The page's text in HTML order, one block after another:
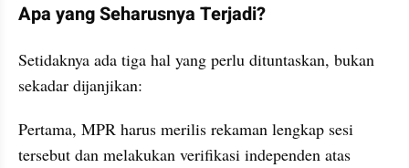
Apa yang Seharusnya Terjadi?
Setidaknya ada tiga hal yang perlu dituntaskan, bukan
sekadar dijanjikan:
Pertama, MPR harus merilis rekaman lengkap sesi
tersebut dan melakukan verifikasi independen atas